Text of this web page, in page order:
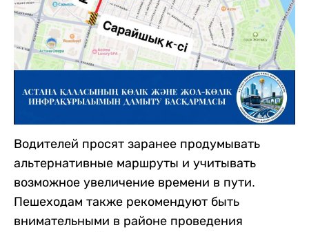
Водителей просят заранее продумывать
альтернативные маршруты и учитывать
возможное увеличение времени в пути.
Пешеходам также рекомендуют быть
внимательными в районе проведения